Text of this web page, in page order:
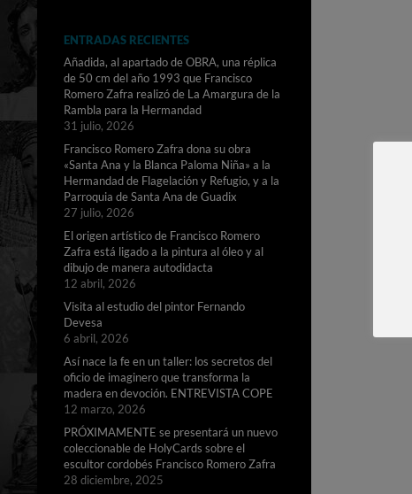
ENTRADAS RECIENTES
Añadida, al apartado de OBRA, una réplica
de 50 cm del año 1993 que Francisco
Romero Zafra realizó de La Amargura de la
Rambla para la Hermandad
31 julio, 2026
Francisco Romero Zafra dona su obra
«Santa Ana y la Blanca Paloma Niña» a la
Hermandad de Flagelación y Refugio, y a la
Parroquia de Santa Ana de Guadix
27 julio, 2026
El origen artístico de Francisco Romero
Zafra está ligado a la pintura al óleo y al
dibujo de manera autodidacta
12 abril, 2026
Visita al estudio del pintor Fernando
Devesa
6 abril, 2026
Así nace la fe en un taller: los secretos del
oficio de imaginero que transforma la
madera en devoción. ENTREVISTA COPE
12 marzo, 2026
PRÓXIMAMENTE se presentará un nuevo
coleccionable de HolyCards sobre el
escultor cordobés Francisco Romero Zafra
28 diciembre, 2025